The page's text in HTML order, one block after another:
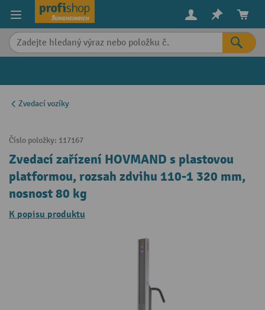
content
Zvedací vozíky
Číslo položky: 117167
Zvedací zařízení HOVMAND s plastovou
platformou, rozsah zdvihu 110-1 320 mm,
nosnost 80 kg
K popisu produktu